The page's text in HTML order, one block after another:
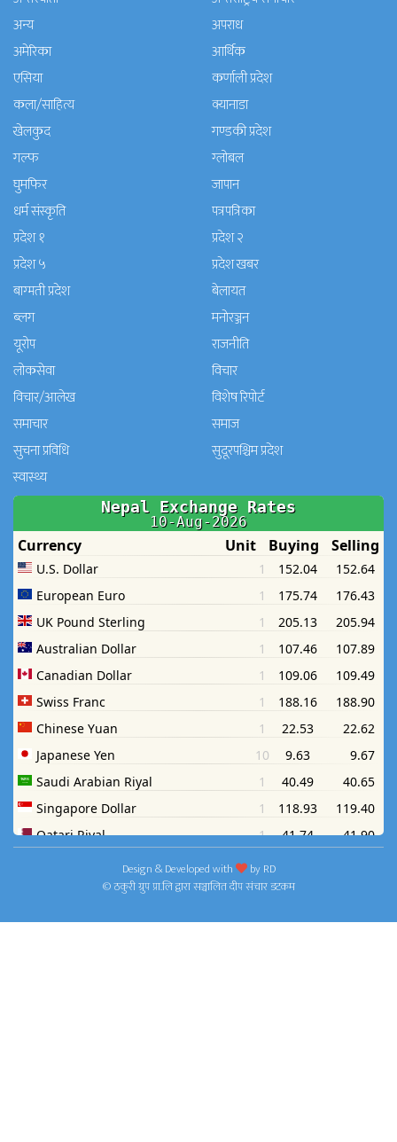
अन्य
अपराध
अमेरिका
आर्थिक
एसिया
कर्णाली प्रदेश
कला/साहित्य
क्यानाडा
खेलकुद
गण्डकी प्रदेश
गल्फ
ग्लोबल
घुमफिर
जापान
धर्म संस्कृति
पत्रपत्रिका
प्रदेश १
प्रदेश २
प्रदेश ५
प्रदेश खबर
बाग्मती प्रदेश
बेलायत
ब्लग
मनाेरञ्जन
यूरोप
राजनीति
लोकसेवा
विचार
विचार/आलेख
विशेष रिपोर्ट
समाचार
समाज
सुचना प्रविधि
सुदूरपश्चिम प्रदेश
स्वास्थ्य
Design & Developed with byRD
© ठकुरी ग्रुप प्रा.लि द्वारा सञ्चालित दीप संचार डटकम